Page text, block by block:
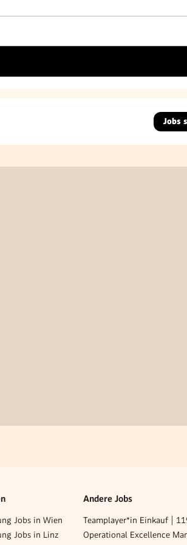
Jobs
Jobs in Wien
Jobs in Linz
Andere Jobs
Teamplayer*in Einkauf |